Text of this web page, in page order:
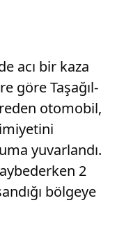
acı bir kaza
göre Taşağıl-
otomobil,
yuvarlandı.
2
bölgeye